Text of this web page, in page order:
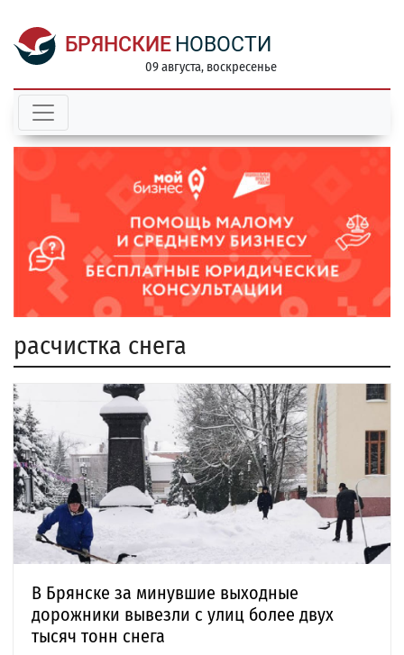
БРЯНСКИЕ НОВОСТИ
09 августа, воскресенье
расчистка снега
В Брянске за минувшие выходные
дорожники вывезли с улиц более двух
тысяч тонн снега